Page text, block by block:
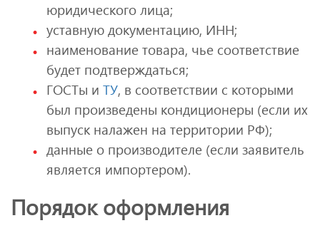
юридического лица;
уставную документацию, ИНН;
наименование товара, чье соответствие
будет подтверждаться;
ГОСТы и ТУ, в соответствии с которыми
был произведены кондиционеры (если их
выпуск налажен на территории РФ);
данные о производителе (если заявитель
является импортером).
Порядок оформления